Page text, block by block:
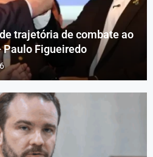
trajetória de combate ao
Paulo Figueiredo